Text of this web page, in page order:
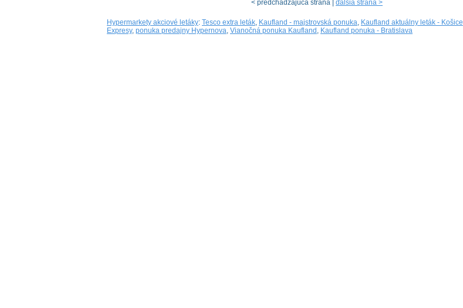
< predchádzajúca strana | ďalšia strana >
Hypermarkety akciové letáky: Tesco extra leták, Kaufland - majstrovská ponuka, Kaufland aktuálny leták - Košice
Expresy, ponuka predajny Hypernova, Vianočná ponuka Kaufland , Kaufland ponuka - Bratislava